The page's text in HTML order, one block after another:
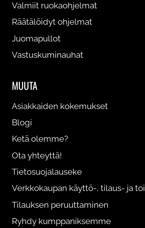
Valmiit ruokaohjelmat
Räätälöidyt ohjelmat
Juomapullot
Vastuskuminauhat
MUUTA
Asiakkaiden kokemukset
Blogi
Ketä olemme?
Ota yhteyttä!
Tietosuojalauseke
Verkkokaupan käyttö-, tilaus- ja
Tilauksen peruuttaminen
Ryhdy kumppaniksemme